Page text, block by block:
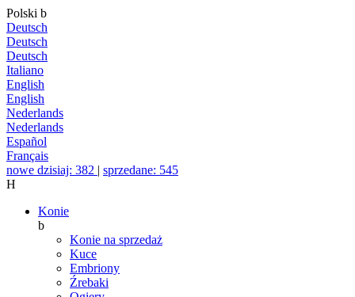
Polski b
Deutsch
Deutsch
Deutsch
Italiano
English
English
Nederlands
Nederlands
Español
Français
nowe dzisiaj: 382 | sprzedane: 545
H
Konie
b
Konie na sprzedaż
Kuce
Embriony
Źrebaki